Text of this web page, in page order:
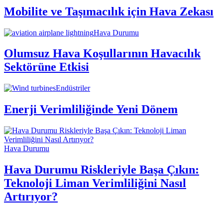
Mobilite ve Taşımacılık için Hava Zekası
Hava Durumu
Olumsuz Hava Koşullarının Havacılık
Sektörüne Etkisi
Endüstriler
Enerji Verimliliğinde Yeni Dönem
Hava Durumu
Hava Durumu Riskleriyle Başa Çıkın:
Teknoloji Liman Verimliliğini Nasıl
Artırıyor?